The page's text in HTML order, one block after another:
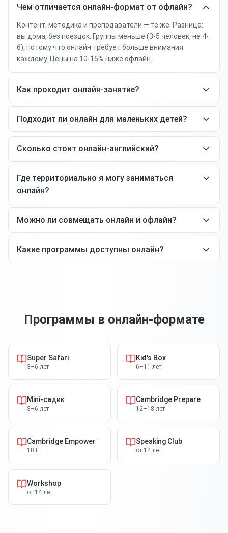
Чем отличается онлайн-формат от офлайн?
Контент, методика и преподаватели — те же. Разница:
вы дома, без поездок. Группы меньше (3-5 человек, не 4-
6), потому что онлайн требует больше внимания
каждому. Цены на 10-15% ниже офлайн.
Как проходит онлайн-занятие?
Подходит ли онлайн для маленьких детей?
Сколько стоит онлайн-английский?
Где территориально я могу заниматься
онлайн?
Можно ли совмещать онлайн и офлайн?
Какие программы доступны онлайн?
Программы в онлайн-формате
Super Safari
3–6 лет
Kid's Box
6–11 лет
Mini-садик
3–6 лет
Cambridge Prepare
12–18 лет
Cambridge Empower
18+
Speaking Club
от 14 лет
Workshop
от 14 лет